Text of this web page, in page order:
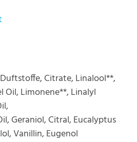
Citrate, Linalool**,
Oil, Limonene**, Linalyl
Geraniol, Citral, Eucalyptus
Vanillin, Eugenol